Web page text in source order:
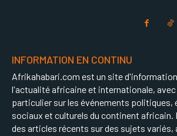
INFORMATION EN CONTINU
Afrikahabari.com est un site
l'actualité africaine et internationale, avec
particulier sur les événements politiques,
sociaux et culturels du continent
des articles récents sur des sujets variés,